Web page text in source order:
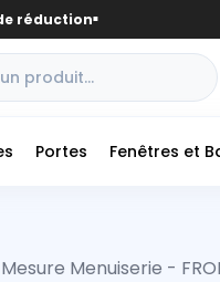
réduction■
Portes Fenêtres et
Menuiserie -